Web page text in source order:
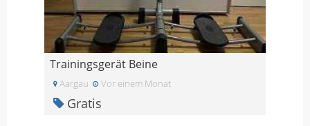
Trainingsgerät Beine
Aargau Vor einem Monat
Gratis